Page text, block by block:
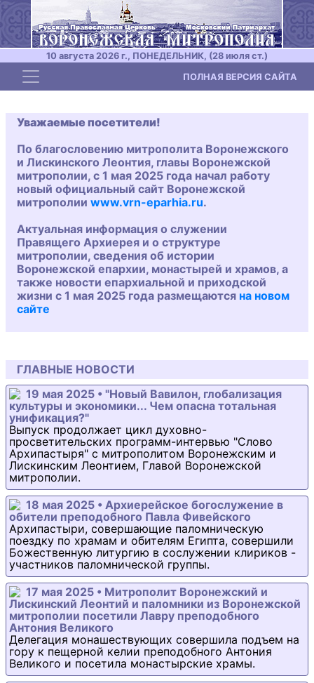
10 августа 2026 г., ПОНЕДЕЛЬНИК, (28 июля ст.)
Toggle navigation ПОЛНАЯ ВЕРСИЯ САЙТА
Уважаемые посетители!
По благословению митрополита Воронежского
и Лискинского Леонтия, главы Воронежской
митрополии, с 1 мая 2025 года начал работу
новый официальный сайт Воронежской
митрополии www.vrn-eparhia.ru.
Актуальная информация о служении
Правящего Архиерея и о структуре
митрополии, сведения об истории
Воронежской епархии, монастырей и храмов, а
также новости епархиальной и приходской
жизни с 1 мая 2025 года размещаются на новом
сайте
ГЛАВНЫЕ НОВОСТИ
19 мая 2025 • "Новый Вавилон, глобализация
культуры и экономики... Чем опасна тотальная
унификация?"
Выпуск продолжает цикл духовно-
просветительских программ-интервью "Слово
Архипастыря" с митрополитом Воронежским и
Лискинским Леонтием, Главой Воронежской
митрополии.
18 мая 2025 • Архиерейское богослужение в
обители преподобного Павла Фивейского
Архипастыри, совершающие паломническую
поездку по храмам и обителям Египта, совершили
Божественную литургию в сослужении клириков -
участников паломнической группы.
17 мая 2025 • Митрополит Воронежский и
Лискинский Леонтий и паломники из Воронежской
митрополии посетили Лавру преподобного
Антония Великого
Делегация монашествующих совершила подъем на
гору к пещерной келии преподобного Антония
Великого и посетила монастырские храмы.